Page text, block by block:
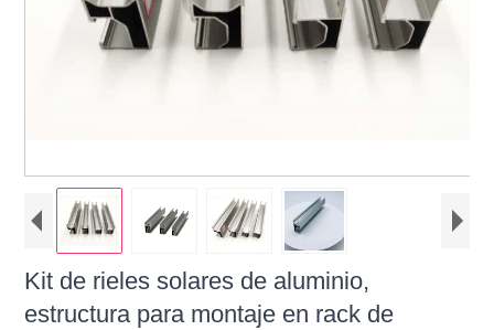
Kit de rieles solares de aluminio,
estructura para montaje en rack de